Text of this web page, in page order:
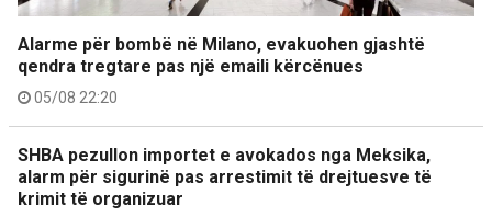
Alarme për bombë në Milano, evakuohen gjashtë
qendra tregtare pas një emaili kërcënues
05/08 22:20
SHBA pezullon importet e avokados nga Meksika,
alarm për sigurinë pas arrestimit të drejtuesve të
krimit të organizuar